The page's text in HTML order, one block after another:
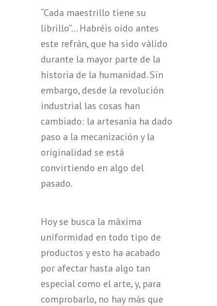
“Cada maestrillo tiene su
librillo”… Habréis oído antes
este refrán, que ha sido válido
durante la mayor parte de la
historia de la humanidad. Sin
embargo, desde la revolución
industrial las cosas han
cambiado: la artesanía ha dado
paso a la mecanización y la
originalidad se está
convirtiendo en algo del
pasado.
Hoy se busca la máxima
uniformidad en todo tipo de
productos y esto ha acabado
por afectar hasta algo tan
especial como el arte, y, para
comprobarlo, no hay más que